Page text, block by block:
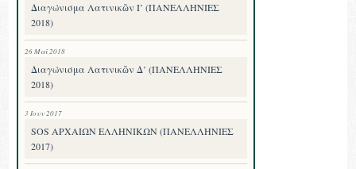
Διαγώνισμα Λατινικῶν Ι’ (ΠΑΝΕΛΛΗΝΙΕΣ
2018)
26 Μαΐ 2018
Διαγώνισμα Λατινικῶν Δ’ (ΠΑΝΕΛΛΗΝΙΕΣ
2018)
3 Ιουν 2017
SOS ΑΡΧΑΙΩΝ ΕΛΛΗΝΙΚΩΝ (ΠΑΝΕΛΛΗΝΙΕΣ
2017)